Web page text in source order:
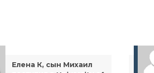
Елена К, сын Михаил